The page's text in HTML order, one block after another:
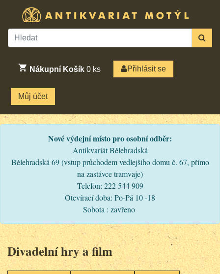
Nákupní Košík 0 ks Přihlásit se
Můj účet
Nové výdejní místo pro osobní odběr:
Antikvariát Bělehradská
Bělehradská 69 (vstup průchodem vedlejšího domu č. 67, přímo
na zastávce tramvaje)
Telefon: 222 544 909
Otevírací doba: Po-Pá 10 -18
Sobota : zavřeno
Divadelní hry a film